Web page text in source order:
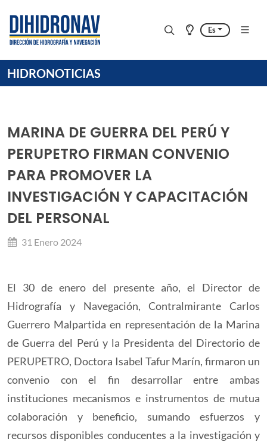
Es
HIDRONOTICIAS
MARINA DE GUERRA DEL PERÚ Y
PERUPETRO FIRMAN CONVENIO
PARA PROMOVER LA
INVESTIGACIÓN Y CAPACITACIÓN
DEL PERSONAL
31 Enero 2024
El 30 de enero del presente año, el Director de
Hidrografía y Navegación, Contralmirante Carlos
Guerrero Malpartida en representación de la Marina
de Guerra del Perú y la Presidenta del Directorio de
PERUPETRO, Doctora Isabel Tafur Marín, firmaron un
convenio con el fin desarrollar entre ambas
instituciones mecanismos e instrumentos de mutua
colaboración y beneficio, sumando esfuerzos y
recursos disponibles conducentes a la investigación y